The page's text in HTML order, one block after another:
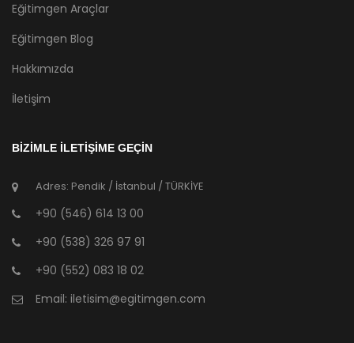
Eğitimgen Araçlar
Eğitimgen Blog
Hakkımızda
İletişim
BİZİMLE İLETİŞİME GEÇİN
Adres: Pendik / İstanbul / TÜRKİYE
+90 (546) 614 13 00
+90 (538) 326 97 91
+90 (552) 083 18 02
Email: iletisim@egitimgen.com